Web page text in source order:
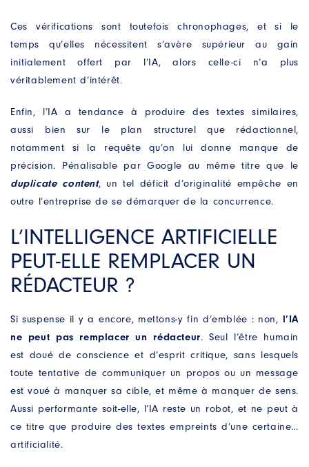
Ces vérifications sont toutefois chronophages, et si le
temps qu’elles nécessitent s’avère supérieur au gain
initialement offert par l’IA, alors celle-ci n’a plus
véritablement d’intérêt.
Enfin, l’IA a tendance à produire des textes similaires,
aussi bien sur le plan structurel que rédactionnel,
notamment si la requête qu’on lui donne manque de
précision. Pénalisable par Google au même titre que le
duplicate content, un tel déficit d’originalité empêche en
outre l’entreprise de se démarquer de la concurrence.
L’INTELLIGENCE ARTIFICIELLE
PEUT-ELLE REMPLACER UN
RÉDACTEUR ?
Si suspense il y a encore, mettons-y fin d’emblée : non, l’IA
ne peut pas remplacer un rédacteur. Seul l’être humain
est doué de conscience et d’esprit critique, sans lesquels
toute tentative de communiquer un propos ou un message
est voué à manquer sa cible, et même à manquer de sens.
Aussi performante soit-elle, l’IA reste un robot, et ne peut à
ce titre que produire des textes empreints d’une certaine…
artificialité.
J’accepte que ces informations soient utilisées
pour répondre à ma demande
temps de répondre à votre demande. Vous pouvez à tout
moment exercer vos droits d’accès, de rectification, de
Antipodes Médical.